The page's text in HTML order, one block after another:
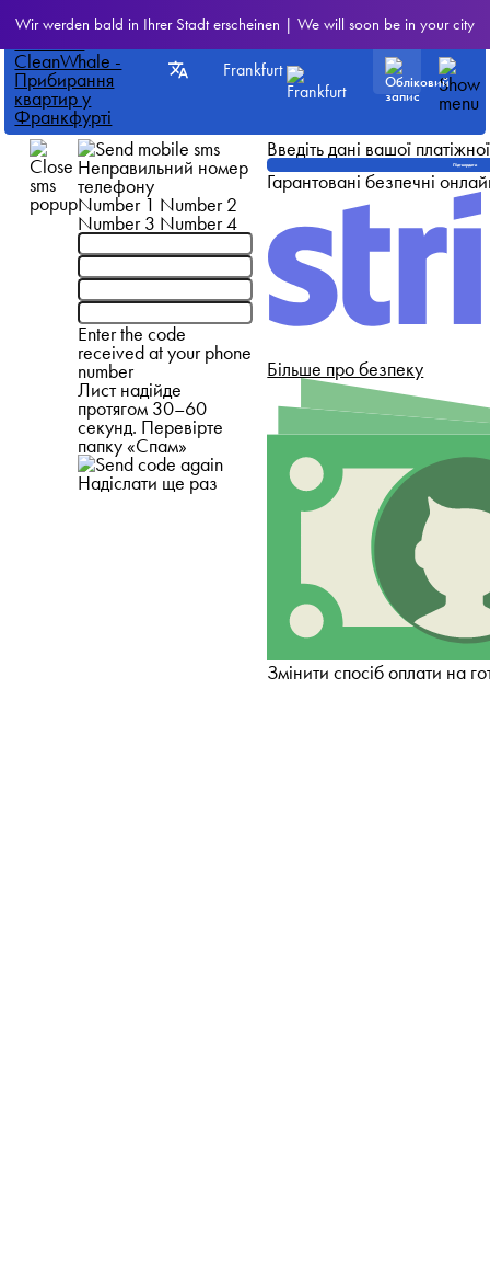
Wir werden bald in Ihrer Stadt erscheinen | We will soon be in your city
Frankfurt
Неправильний номер
телефону
Number 1 Number 2
Number 3 Number 4
Enter the code
received at your phone
number
Лист надійде
протягом 30–60
секунд. Перевірте
папку «Спам»
Надіслати ще раз
Введіть дані вашої
Підтвердити
Гарантовані безпечні
Більше про безпеку
Змінити спосіб оплати на